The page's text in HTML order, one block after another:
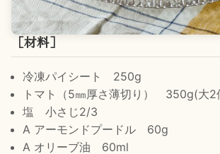
［材料］
冷凍パイシート 250g
トマト（5㎜厚さ薄切り） 350g(大2
塩 小さじ2/3
A アーモンドプードル 60g
A オリーブ油 60ml